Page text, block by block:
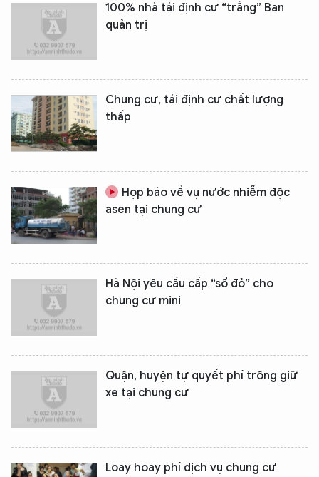
100% nhà tái định cư “trắng” Ban
quản trị
Chung cư, tái định cư chất lượng
thấp
Họp báo về vụ nước nhiễm độc
asen tại chung cư
Hà Nội yêu cầu cấp “sổ đỏ” cho
chung cư mini
Quận, huyện tự quyết phí trông giữ
xe tại chung cư
Loay hoay phí dịch vụ chung cư